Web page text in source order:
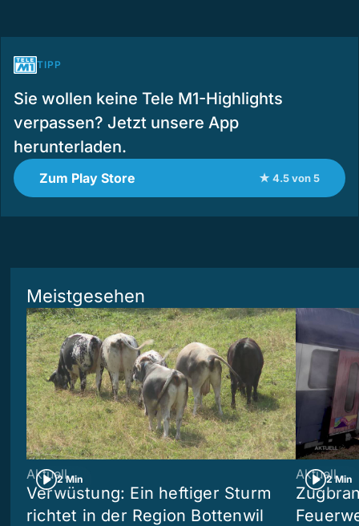
TIPP
Sie wollen keine Tele M1-Highlights
verpassen? Jetzt unsere App
herunterladen.
Zum Play Store ★ 4.5 von 5
Meistgesehen
2 Min
Aktuell
Verwüstung: Ein heftiger Sturm
richtet in der Region Bottenwil
2 Min
Aktuell